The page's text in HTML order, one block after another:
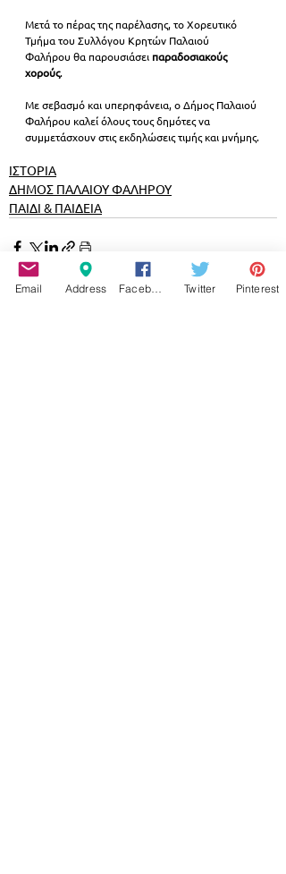
Μετά το πέρας της παρέλασης, το Χορευτικό
Τμήμα του Συλλόγου Κρητών Παλαιού
Φαλήρου θα παρουσιάσει παραδοσιακούς
χορούς.
Με σεβασμό και υπερηφάνεια, ο Δήμος Παλαιού
Φαλήρου καλεί όλους τους δημότες να
συμμετάσχουν στις εκδηλώσεις τιμής και μνήμης.
ΙΣΤΟΡΙΑ
ΔΗΜΟΣ ΠΑΛΑΙΟΥ ΦΑΛΗΡΟΥ
ΠΑΙΔΙ & ΠΑΙΔΕΙΑ
Email Address Twitter Pinterest